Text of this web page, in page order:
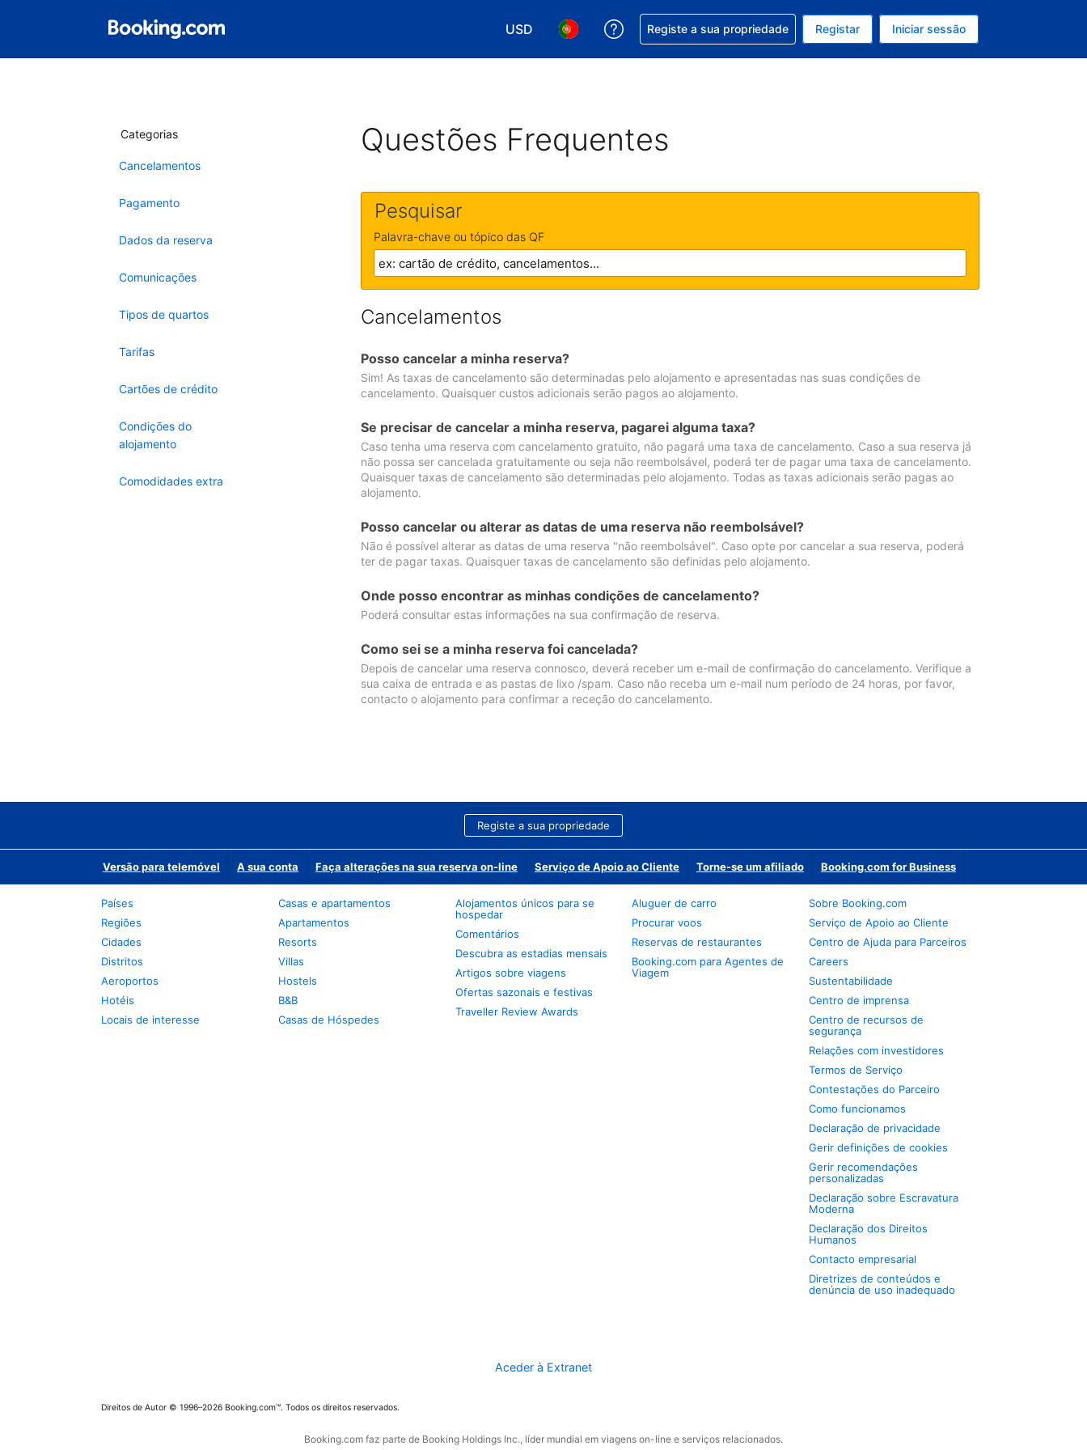
USD
Escolha a sua moeda. A sua moeda atual é Dólar dos EUA
Escolha o seu idioma. O seu idioma atual é Português
Obtenha ajuda com a sua reserva
Registe a sua propriedade Registar Iniciar sessão
Categorias
Cancelamentos
Pagamento
Dados da reserva
Comunicações
Tipos de quartos
Tarifas
Cartões de crédito
Condições do
alojamento
Comodidades extra
Questões Frequentes
Pesquisar
Palavra-chave ou tópico das QF
Cancelamentos
Posso cancelar a minha reserva?
Sim! As taxas de cancelamento são determinadas pelo alojamento e apresentadas nas suas condições de
cancelamento. Quaisquer custos adicionais serão pagos ao alojamento.
Se precisar de cancelar a minha reserva, pagarei alguma taxa?
Caso tenha uma reserva com cancelamento gratuito, não pagará uma taxa de cancelamento. Caso a sua reserva já
não possa ser cancelada gratuitamente ou seja não reembolsável, poderá ter de pagar uma taxa de cancelamento.
Quaisquer taxas de cancelamento são determinadas pelo alojamento. Todas as taxas adicionais serão pagas ao
alojamento.
Posso cancelar ou alterar as datas de uma reserva não reembolsável?
Não é possível alterar as datas de uma reserva "não reembolsável". Caso opte por cancelar a sua reserva, poderá
ter de pagar taxas. Quaisquer taxas de cancelamento são definidas pelo alojamento.
Onde posso encontrar as minhas condições de cancelamento?
Poderá consultar estas informações na sua confirmação de reserva.
Como sei se a minha reserva foi cancelada?
Depois de cancelar uma reserva connosco, deverá receber um e-mail de confirmação do cancelamento. Verifique a
sua caixa de entrada e as pastas de lixo /spam. Caso não receba um e-mail num período de 24 horas, por favor,
contacto o alojamento para confirmar a receção do cancelamento.
Registe a sua propriedade
Versão para telemóvel A sua conta Faça alterações na sua reserva on-line Serviço de Apoio ao Cliente Torne-se um afiliado Booking.com for Business
Países
Regiões
Cidades
Distritos
Aeroportos
Hotéis
Locais de interesse
Casas e apartamentos
Apartamentos
Resorts
Villas
Hostels
B&B
Casas de Hóspedes
Alojamentos únicos para se
hospedar
Comentários
Descubra as estadias mensais
Artigos sobre viagens
Ofertas sazonais e festivas
Traveller Review Awards
Aluguer de carro
Procurar voos
Reservas de restaurantes
Booking.com para Agentes de
Viagem
Sobre Booking.com
Serviço de Apoio ao Cliente
Centro de Ajuda para Parceiros
Careers
Sustentabilidade
Centro de imprensa
Centro de recursos de
segurança
Relações com investidores
Termos de Serviço
Contestações do Parceiro
Como funcionamos
Declaração de privacidade
Gerir definições de cookies
Gerir recomendações
personalizadas
Declaração sobre Escravatura
Moderna
Declaração dos Direitos
Humanos
Contacto empresarial
Diretrizes de conteúdos e
denúncia de uso inadequado
Aceder à Extranet
Direitos de Autor © 1996–2026 Booking.com™. Todos os direitos reservados.
Booking.com faz parte de Booking Holdings Inc., líder mundial em viagens on-line e serviços relacionados.